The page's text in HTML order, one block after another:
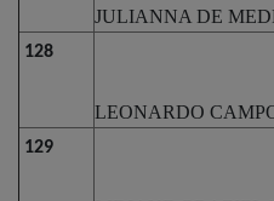
JULIANNA DE
128
LEONARDO
129